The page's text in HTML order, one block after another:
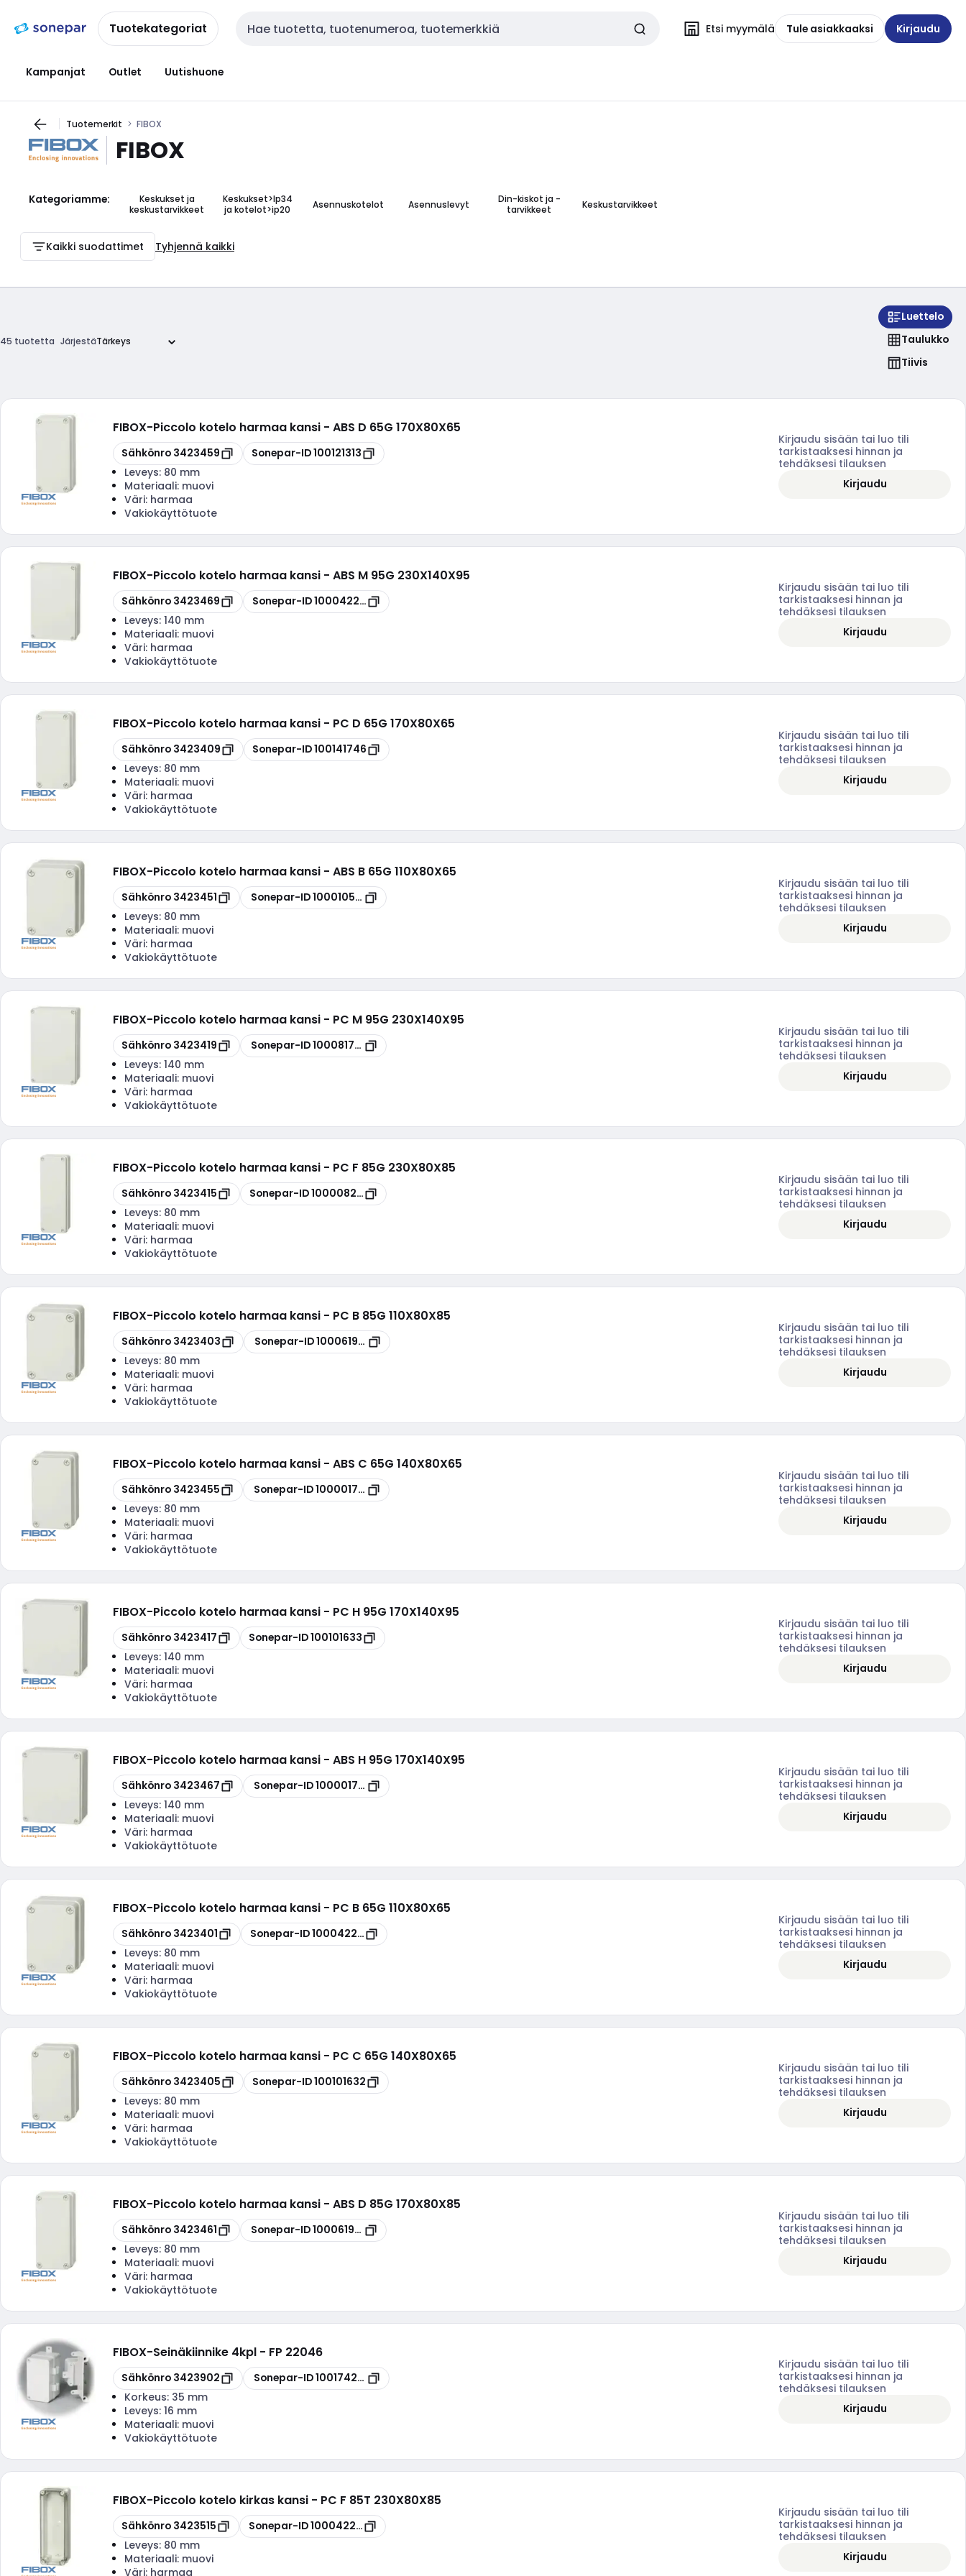
navigointiinsisältöönTuotekategoriat Haku Etsi myymälä Tule asiakkaaksi Kirjaudu
Kampanjat Outlet Uutishuone
Tuotemerkit FIBOX
FIBOX
Kategoriamme:
Keskukset ja
keskustarvikkeet
Keskukset>Ip34
ja kotelot>ip20
Asennuskotelot Asennuslevyt
Din-kiskot ja -
tarvikkeet
Keskustarvikkeet
Kaikki suodattimet Tyhjennä kaikki
45 tuotetta Järjestä
Luettelo
Taulukko
Tiivis
FIBOX-Piccolo kotelo harmaa kansi - ABS D 65G 170X80X65
Kopioi
Sähkönro 3423459 Kopioi
Sonepar-ID100121313
Leveys: 80 mm
Materiaali: muovi
Väri: harmaa
Vakiokäyttötuote
Kirjaudu sisään tai luo tili
tarkistaaksesi hinnan ja
tehdäksesi tilauksen
Kirjaudu
FIBOX-Piccolo kotelo harmaa kansi - ABS M 95G 230X140X95
Kopioi
Sähkönro 3423469 Kopioi
Sonepar-ID100042228
Leveys: 140 mm
Materiaali: muovi
Väri: harmaa
Vakiokäyttötuote
Kirjaudu sisään tai luo tili
tarkistaaksesi hinnan ja
tehdäksesi tilauksen
Kirjaudu
FIBOX-Piccolo kotelo harmaa kansi - PC D 65G 170X80X65
Kopioi
Sähkönro 3423409 Kopioi
Sonepar-ID100141746
Leveys: 80 mm
Materiaali: muovi
Väri: harmaa
Vakiokäyttötuote
Kirjaudu sisään tai luo tili
tarkistaaksesi hinnan ja
tehdäksesi tilauksen
Kirjaudu
FIBOX-Piccolo kotelo harmaa kansi - ABS B 65G 110X80X65
Kopioi
Sähkönro 3423451 Kopioi
Sonepar-ID100010555
Leveys: 80 mm
Materiaali: muovi
Väri: harmaa
Vakiokäyttötuote
Kirjaudu sisään tai luo tili
tarkistaaksesi hinnan ja
tehdäksesi tilauksen
Kirjaudu
FIBOX-Piccolo kotelo harmaa kansi - PC M 95G 230X140X95
Kopioi
Sähkönro 3423419 Kopioi
Sonepar-ID100081787
Leveys: 140 mm
Materiaali: muovi
Väri: harmaa
Vakiokäyttötuote
Kirjaudu sisään tai luo tili
tarkistaaksesi hinnan ja
tehdäksesi tilauksen
Kirjaudu
FIBOX-Piccolo kotelo harmaa kansi - PC F 85G 230X80X85
Kopioi
Sähkönro 3423415 Kopioi
Sonepar-ID100008244
Leveys: 80 mm
Materiaali: muovi
Väri: harmaa
Vakiokäyttötuote
Kirjaudu sisään tai luo tili
tarkistaaksesi hinnan ja
tehdäksesi tilauksen
Kirjaudu
FIBOX-Piccolo kotelo harmaa kansi - PC B 85G 110X80X85
Kopioi
Sähkönro 3423403 Kopioi
Sonepar-ID100061995
Leveys: 80 mm
Materiaali: muovi
Väri: harmaa
Vakiokäyttötuote
Kirjaudu sisään tai luo tili
tarkistaaksesi hinnan ja
tehdäksesi tilauksen
Kirjaudu
FIBOX-Piccolo kotelo harmaa kansi - ABS C 65G 140X80X65
Kopioi
Sähkönro 3423455 Kopioi
Sonepar-ID100001789
Leveys: 80 mm
Materiaali: muovi
Väri: harmaa
Vakiokäyttötuote
Kirjaudu sisään tai luo tili
tarkistaaksesi hinnan ja
tehdäksesi tilauksen
Kirjaudu
FIBOX-Piccolo kotelo harmaa kansi - PC H 95G 170X140X95
Kopioi
Sähkönro 3423417 Kopioi
Sonepar-ID100101633
Leveys: 140 mm
Materiaali: muovi
Väri: harmaa
Vakiokäyttötuote
Kirjaudu sisään tai luo tili
tarkistaaksesi hinnan ja
tehdäksesi tilauksen
Kirjaudu
FIBOX-Piccolo kotelo harmaa kansi - ABS H 95G 170X140X95
Kopioi
Sähkönro 3423467 Kopioi
Sonepar-ID100001785
Leveys: 140 mm
Materiaali: muovi
Väri: harmaa
Vakiokäyttötuote
Kirjaudu sisään tai luo tili
tarkistaaksesi hinnan ja
tehdäksesi tilauksen
Kirjaudu
FIBOX-Piccolo kotelo harmaa kansi - PC B 65G 110X80X65
Kopioi
Sähkönro 3423401 Kopioi
Sonepar-ID100042227
Leveys: 80 mm
Materiaali: muovi
Väri: harmaa
Vakiokäyttötuote
Kirjaudu sisään tai luo tili
tarkistaaksesi hinnan ja
tehdäksesi tilauksen
Kirjaudu
FIBOX-Piccolo kotelo harmaa kansi - PC C 65G 140X80X65
Kopioi
Sähkönro 3423405 Kopioi
Sonepar-ID100101632
Leveys: 80 mm
Materiaali: muovi
Väri: harmaa
Vakiokäyttötuote
Kirjaudu sisään tai luo tili
tarkistaaksesi hinnan ja
tehdäksesi tilauksen
Kirjaudu
FIBOX-Piccolo kotelo harmaa kansi - ABS D 85G 170X80X85
Kopioi
Sähkönro 3423461 Kopioi
Sonepar-ID100061996
Leveys: 80 mm
Materiaali: muovi
Väri: harmaa
Vakiokäyttötuote
Kirjaudu sisään tai luo tili
tarkistaaksesi hinnan ja
tehdäksesi tilauksen
Kirjaudu
FIBOX-Seinäkiinnike 4kpl - FP 22046
Kopioi
Sähkönro 3423902 Kopioi
Sonepar-ID100174297
Korkeus: 35 mm
Leveys: 16 mm
Materiaali: muovi
Vakiokäyttötuote
Kirjaudu sisään tai luo tili
tarkistaaksesi hinnan ja
tehdäksesi tilauksen
Kirjaudu
FIBOX-Piccolo kotelo kirkas kansi - PC F 85T 230X80X85
Kopioi
Sähkönro 3423515 Kopioi
Sonepar-ID100042230
Leveys: 80 mm
Materiaali: muovi
Väri: harmaa
Kirjaudu sisään tai luo tili
tarkistaaksesi hinnan ja
tehdäksesi tilauksen
Kirjaudu